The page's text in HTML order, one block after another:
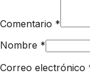
Comentario *
Nombre *
Correo electrónico